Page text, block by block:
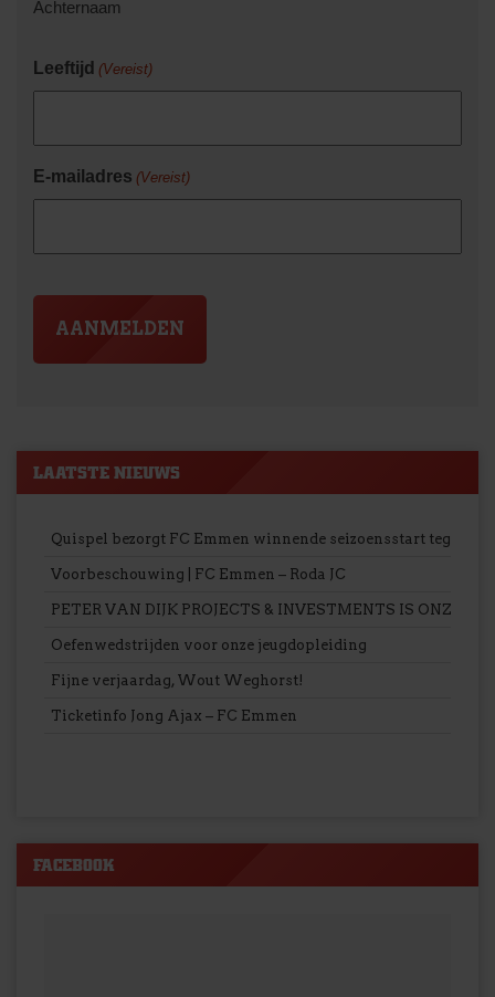
Achternaam
Leeftijd (Vereist)
E-mailadres (Vereist)
LAATSTE NIEUWS
Quispel bezorgt FC Emmen winnende seizoensstart tegen
Voorbeschouwing | FC Emmen – Roda JC
PETER VAN DIJK PROJECTS & INVESTMENTS IS ONZE
Oefenwedstrijden voor onze jeugdopleiding
Fijne verjaardag, Wout Weghorst!
Ticketinfo Jong Ajax – FC Emmen
FACEBOOK